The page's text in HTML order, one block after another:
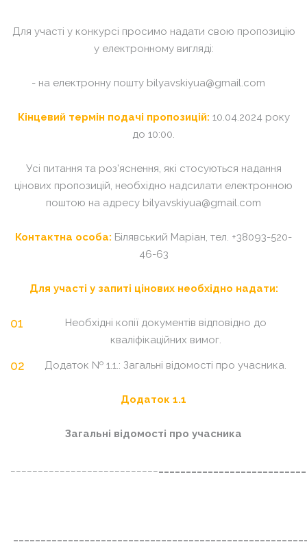
Для участі у конкурсі просимо надати свою пропозицію
у електронному вигляді:
- на електронну пошту bilyavskiyua@gmail.com
Кінцевий термін подачі пропозицій: 10.04.2024 року
до 10:00.
Усі питання та роз’яснення, які стосуються надання
цінових пропозицій, необхідно надсилати електронною
поштою на адресу bilyavskiyua@gmail.com
Контактна особа: Білявський Маріан, тел. +38093-520-
46-63
Для участі у запиті цінових необхідно надати:
Необхідні копії документів відповідно до
кваліфікаційних вимог.
Додаток № 1.1.: Загальні відомості про учасника.
Додаток 1.1
Загальні відомості про учасника